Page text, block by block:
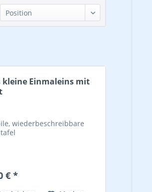
kleine Einmaleins mit
wiederbeschreibbare
€ *